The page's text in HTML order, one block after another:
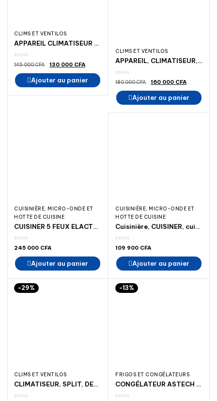
CLIMS ET VENTILOS
APPAREIL CLIMATISEUR ELACTRON EL 9000BTU 1.25 CV R410 A ++PRIX 130 000 MILLE _MADINA ÉLECTROMÉNAGER, SPLIT ÉLECTROMÉNAGER MADINA
145 000CFA Le
prix
initial
était :
130 000 CFA
actuel
est :
130
Ajouter au panier
CLIMS ET VENTILOS
APPAREIL, CLIMATISEUR, SPLIT, CLIM, FINIX 9000BTU 1.25 CV R410 INVERTER _MADINA ÉLECTROMÉNAGER, ELECTROMENAGER MADINA DAKAR, SÉNÉGAL
180 000CFA Le
prix
initial
était :
160 000 CFA
actuel
est :
160
Ajouter au panier
CUISINIÈRE, MICRO-ONDE ET
HOTTE DE CUISINE
CUISINER 5 FEUX ELACTRON EL-60/90 INOX FULL OPINION 90X60 CM CUISINIÈRE _MADINA ÉLECTROMÉNAGER/CATEGORIE-PRODUIT CUISINIÈRE, / VENDEUR MOINS CHER ACHAT CUISINIÈRE-MADINA ÉLECTROMÉNAGER
245 000 CFA
Ajouter au panier
CUISINIÈRE, MICRO-ONDE ET
HOTTE DE CUISINE
Cuisinière, CUISINER, cuisson, cuisiner elactron 4 feux el57-57 semis inox _madinaelectromenager-electromenager madina =madina electromenager _appareil électroménager
109 900 CFA
Ajouter au panier
-29%
CLIMS ET VENTILOS
CLIMATISEUR, SPLIT, DESKA 12000BTU 1.5 CV R410,12FV3_DE,GROS ELECTROMENAGER _MADINA ÉLECTROMÉNAGER
-13%
FRIGOS ET CONGÉLATEURS
CONGÉLATEUR ASTECH CH 300IG A+ELECTROMENAGER MADINA, RÉFRIGÉRATEUR CO CONGÉLATEUR